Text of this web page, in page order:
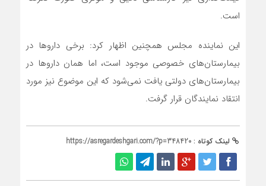
است.
این نماینده مجلس همچنین اظهار کرد: برخی داروها در
بیمارستان‌های خصوصی موجود است، اما همان داروها در
بیمارستان‌های دولتی یافت نمی‌شود که این موضوع نیز مورد
انتقاد نمایندگان قرار گرفت.
لینک کوتاه : https://asregardeshgari.com/?p=348420